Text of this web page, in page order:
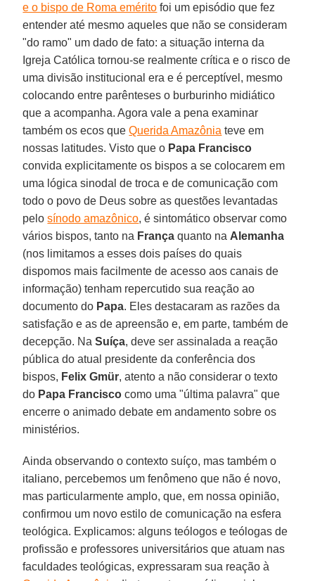
e o bispo de Roma emérito foi um episódio que fez
entender até mesmo aqueles que não se consideram
"do ramo" um dado de fato: a situação interna da
Igreja Católica tornou-se realmente crítica e o risco de
uma divisão institucional era e é perceptível, mesmo
colocando entre parênteses o burburinho midiático
que a acompanha. Agora vale a pena examinar
também os ecos queQuerida Amazônia teve em
nossas latitudes. Visto que o Papa Francisco
convida explicitamente os bispos a se colocarem em
uma lógica sinodal de troca e de comunicação com
todo o povo de Deus sobre as questões levantadas
pelosínodo amazônico, é sintomático observar como
vários bispos, tanto na França quanto na Alemanha
(nos limitamos a esses dois países do quais
dispomos mais facilmente de acesso aos canais de
informação) tenham repercutido sua reação ao
documento do Papa. Eles destacaram as razões da
satisfação e as de apreensão e, em parte, também de
decepção. NaSuíça, deve ser assinalada a reação
pública do atual presidente da conferência dos
bispos, Felix Gmür, atento a não considerar o texto
do Papa Francisco como uma "última palavra" que
encerre o animado debate em andamento sobre os
ministérios.
Ainda observando o contexto suíço, mas também o
italiano, percebemos um fenômeno que não é novo,
mas particularmente amplo, que, em nossa opinião,
confirmou um novo estilo de comunicação na esfera
teológica. Explicamos: alguns teólogos e teólogas de
profissão e professores universitários que atuam nas
faculdades teológicas, expressaram sua reação à